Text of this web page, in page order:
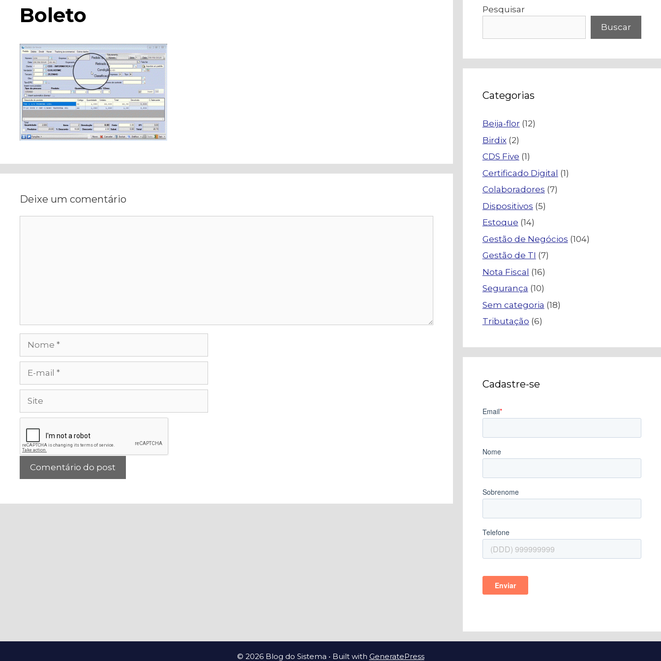
Boleto
Deixe um comentário
Site
Pesquisar
Buscar
Categorias
Beija-flor(12)
Birdix(2)
CDS Five (1)
Certificado Digital (1)
Colaboradores (7)
Dispositivos (5)
Estoque (14)
Gestão de Negócios (104)
Gestão de TI (7)
Nota Fiscal (16)
Segurança (10)
Sem categoria (18)
Tributação (6)
Cadastre-se
© 2026 Blog do Sistema • Built with GeneratePress